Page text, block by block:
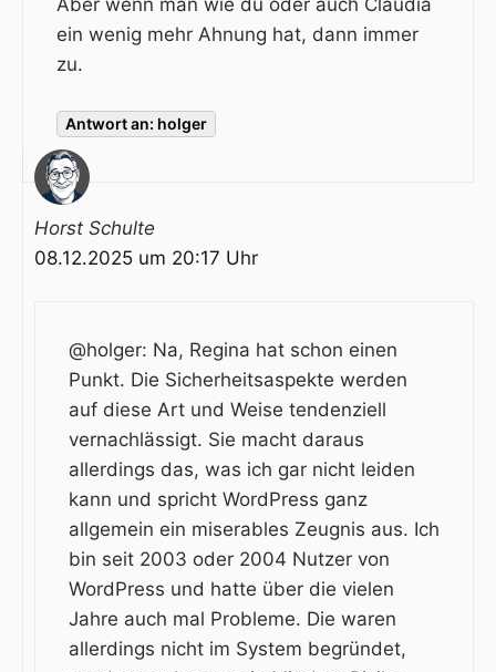
Aber wenn man wie du oder auch Claudia
ein wenig mehr Ahnung hat, dann immer
zu.
Antwort an: holger
Horst Schulte
08.12.2025 um 20:17 Uhr
@holger: Na, Regina hat schon einen
Punkt. Die Sicherheitsaspekte werden
auf diese Art und Weise tendenziell
vernachlässigt. Sie macht daraus
allerdings das, was ich gar nicht leiden
kann und spricht WordPress ganz
allgemein ein miserables Zeugnis aus. Ich
bin seit 2003 oder 2004 Nutzer von
WordPress und hatte über die vielen
Jahre auch mal Probleme. Die waren
allerdings nicht im System begründet,